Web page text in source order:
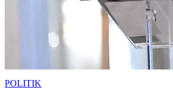
POLITIK